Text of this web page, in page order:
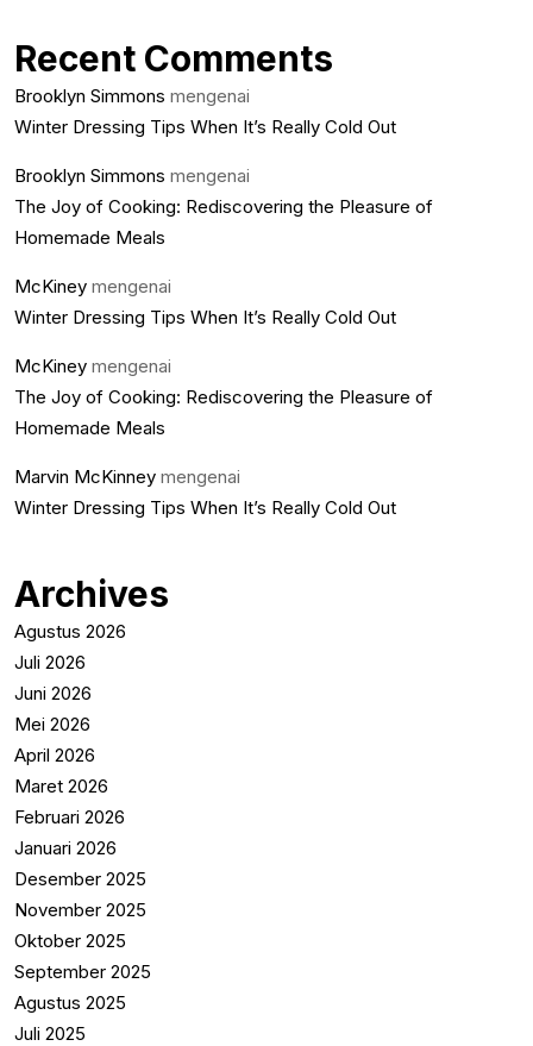
Recent Comments
Brooklyn Simmons mengenai
Winter Dressing Tips When It’s Really Cold Out
Brooklyn Simmons mengenai
The Joy of Cooking: Rediscovering the Pleasure of
Homemade Meals
McKiney mengenai
Winter Dressing Tips When It’s Really Cold Out
McKiney mengenai
The Joy of Cooking: Rediscovering the Pleasure of
Homemade Meals
Marvin McKinney mengenai
Winter Dressing Tips When It’s Really Cold Out
Archives
Agustus 2026
Juli 2026
Juni 2026
Mei 2026
April 2026
Maret 2026
Februari 2026
Januari 2026
Desember 2025
November 2025
Oktober 2025
September 2025
Agustus 2025
Juli 2025